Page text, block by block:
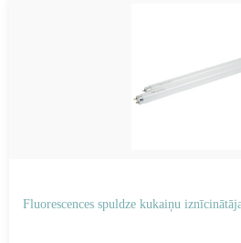
Fluorescences spuldze kukaiņu